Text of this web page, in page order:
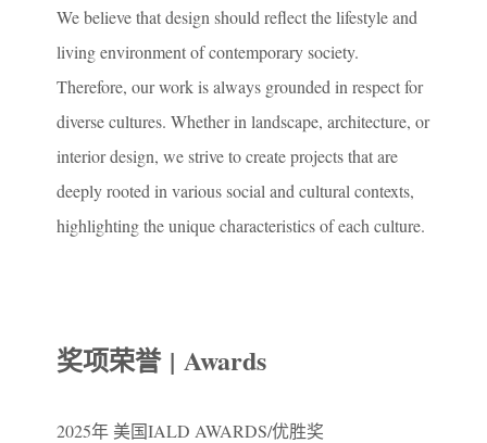
We believe that design should reflect the lifestyle and
living environment of contemporary society.
Therefore, our work is always grounded in respect for
diverse cultures. Whether in landscape, architecture, or
interior design, we strive to create projects that are
deeply rooted in various social and cultural contexts,
highlighting the unique characteristics of each culture.
奖项荣誉 | Awards
2025年 美国IALD AWARDS/优胜奖